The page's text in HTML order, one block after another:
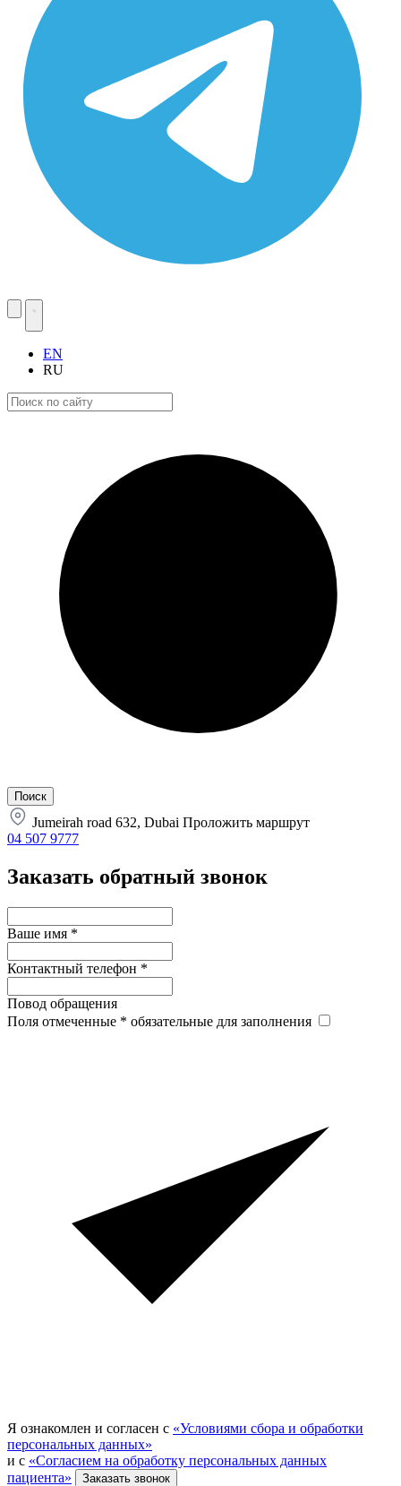
EN
RU
Jumeirah road 632, Dubai Проложить маршрут
04 507 9777
Заказать обратный звонок
Ваше имя *
Контактный телефон *
Повод обращения
Поля отмеченные * обязательные для заполнения
Я ознакомлен и согласен с «Условиями сбора и обработки
персональных данных»
и с «Согласием на обработку персональных данных
пациента»
Заказать звонок